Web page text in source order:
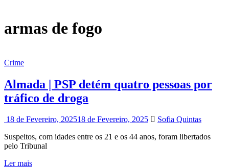
armas de fogo
Crime
Almada | PSP detém quatro pessoas por
tráfico de droga
18 de Fevereiro, 202518 de Fevereiro, 2025
Sofia Quintas
Suspeitos, com idades entre os 21 e os 44 anos, foram libertados
pelo Tribunal
Ler mais